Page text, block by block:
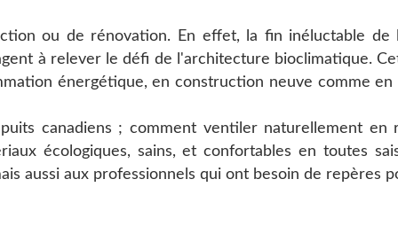
ou de rénovation. En effet, la fin inéluctable de
à relever le défi de l'architecture bioclimatique.
énergétique, en construction neuve comme
canadiens ; comment ventiler naturellement en
écologiques, sains, et confortables en toutes
aussi aux professionnels qui ont besoin de repères